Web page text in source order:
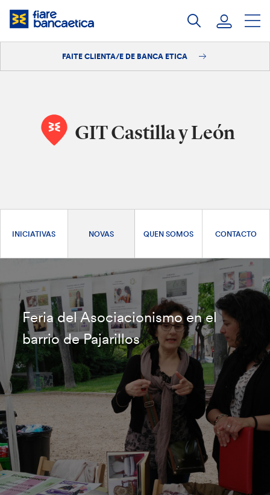
Saltar
FAITE CLIENTA/E DE BANCA ETICA
GIT Castilla y León
INICIATIVAS NOVAS QUEN SOMOS CONTACTO
Feria del Asociacionismo en el
barrio de Pajarillos